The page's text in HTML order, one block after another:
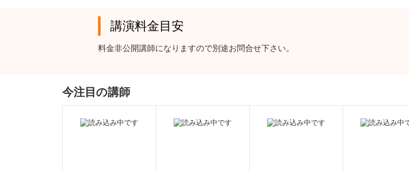
講演料金目安
料金非公開講師になりますので別途お問合せ下さい。
今注目の講師